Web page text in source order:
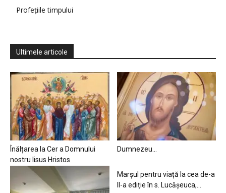
Profețiile timpului
Ultimele articole
Înălțarea la Cer a Domnului
nostru Iisus Hristos
Dumnezeu…
Marșul pentru viață la cea de-a
II-a ediție în s. Lucășeuca,...